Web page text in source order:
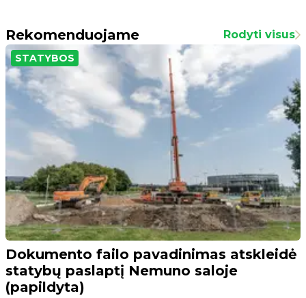
Rekomenduojame Rodyti visus
STATYBOS
Dokumento failo pavadinimas atskleidė
statybų paslaptį Nemuno saloje
(papildyta)